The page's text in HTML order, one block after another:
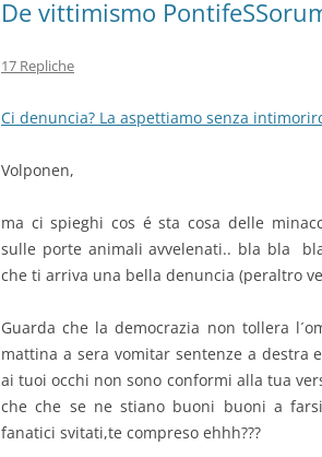
De vittimismo
17 Repliche
Ci denuncia? La aspettiamo senza
Volponen,
ma ci spieghi cos é sta cosa delle
sulle porte animali avvelenati.. bla bla
che ti arriva una bella denuncia (peraltro
Guarda che la democrazia non tollera
mattina a sera vomitar sentenze a destra
ai tuoi occhi non sono conformi alla tua
che che se ne stiano buoni buoni a
fanatici svitati,te compreso ehhh???